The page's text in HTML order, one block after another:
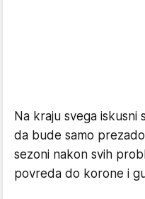
Na kraju svega iskusni
da bude samo
sezoni nakon svih
povreda do korone i